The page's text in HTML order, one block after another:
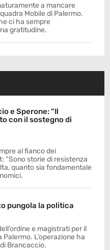
a mancare
Mobile di Palermo.
ci ha sempre
gratitudine.
e Sperone: “Il
con il sostegno di
al fianco dei
“Sono storie di resistenza
quanto sia fondamentale
pungola la politica
e magistrati per il
L’operazione ha
Brancaccio.